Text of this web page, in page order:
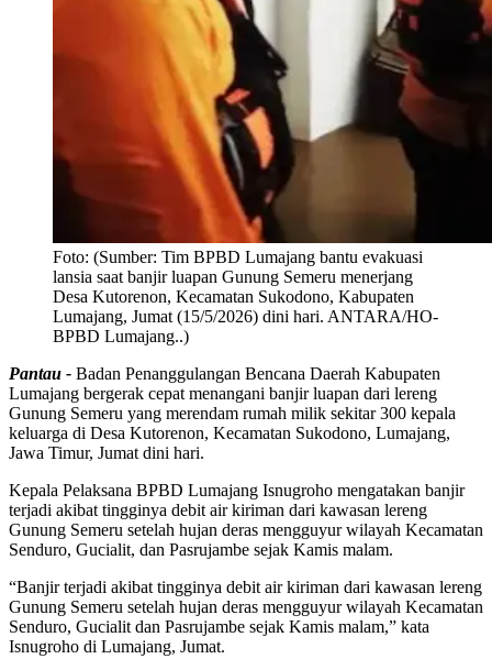
Foto: (Sumber: Tim BPBD Lumajang bantu evakuasi
lansia saat banjir luapan Gunung Semeru menerjang
Desa Kutorenon, Kecamatan Sukodono, Kabupaten
Lumajang, Jumat (15/5/2026) dini hari. ANTARA/HO-
BPBD Lumajang..)
Pantau - Badan Penanggulangan Bencana Daerah Kabupaten
Lumajang bergerak cepat menangani banjir luapan dari lereng
Gunung Semeru yang merendam rumah milik sekitar 300 kepala
keluarga di Desa Kutorenon, Kecamatan Sukodono, Lumajang,
Jawa Timur, Jumat dini hari.
Kepala Pelaksana BPBD Lumajang Isnugroho mengatakan banjir
terjadi akibat tingginya debit air kiriman dari kawasan lereng
Gunung Semeru setelah hujan deras mengguyur wilayah Kecamatan
Senduro, Gucialit, dan Pasrujambe sejak Kamis malam.
“Banjir terjadi akibat tingginya debit air kiriman dari kawasan lereng
Gunung Semeru setelah hujan deras mengguyur wilayah Kecamatan
Senduro, Gucialit dan Pasrujambe sejak Kamis malam,” kata
Isnugroho di Lumajang, Jumat.